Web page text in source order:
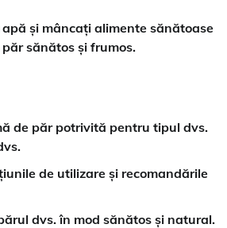
și mâncați alimente sănătoase
sănătos și frumos.
de păr potrivită pentru tipul dvs.
de utilizare și recomandările
dvs. în mod sănătos și natural.